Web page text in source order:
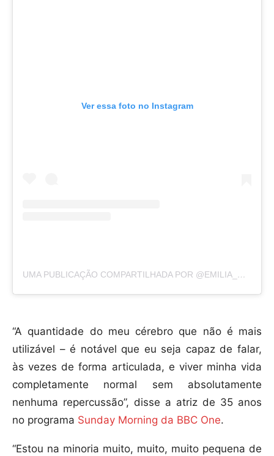
Ver essa foto no Instagram
UMA PUBLICAÇÃO COMPARTILHADA POR @EMILIA_CLARKE
“A quantidade do meu cérebro que não é mais
utilizável – é notável que eu seja capaz de falar,
às vezes de forma articulada, e viver minha vida
completamente normal sem absolutamente
nenhuma repercussão”, disse a atriz de 35 anos
no programa Sunday Morning da BBC One.
“Estou na minoria muito, muito, muito pequena de